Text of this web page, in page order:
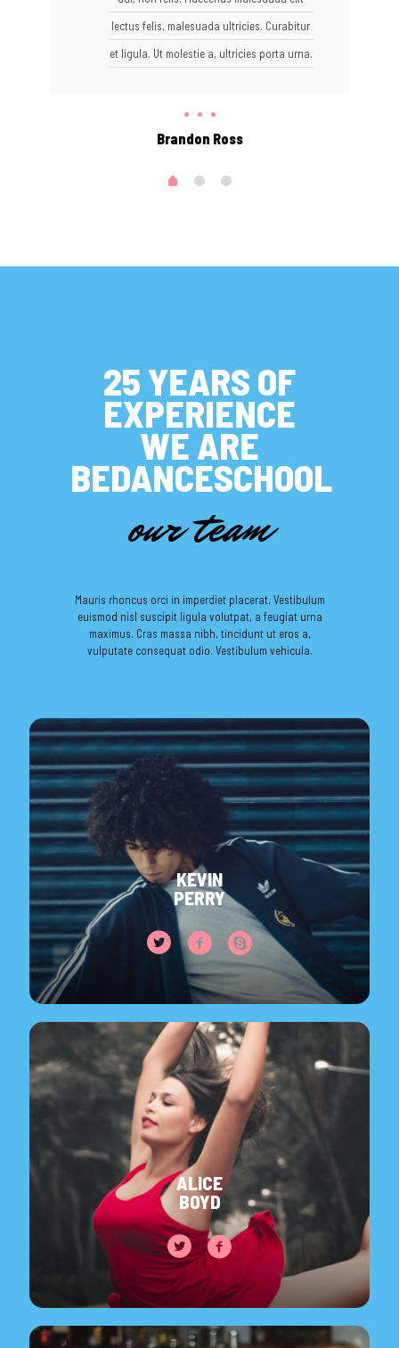
lectus felis, malesuada ultricies. Curabitur
et ligula. Ut molestie a, ultricies porta urna.
Brandon Ross
25 YEARS OF
EXPERIENCE
WE ARE
BEDANCESCHOOL
our team
Mauris rhoncus orci in imperdiet placerat. Vestibulum
euismod nisl suscipit ligula volutpat, a feugiat urna
maximus. Cras massa nibh, tincidunt ut eros a,
vulputate consequat odio. Vestibulum vehicula.
KEVIN
PERRY
ALICE
BOYD